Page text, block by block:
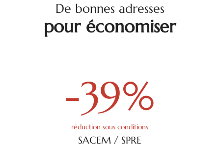
De bonnes adresses
pour économiser
-39%
réduction sous conditions
SACEM / SPRE